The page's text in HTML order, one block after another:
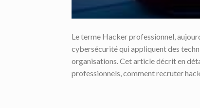
Le terme Hacker professionnel,
cybersécurité qui appliquent des
organisations. Cet article décrit en
professionnels, comment recruter